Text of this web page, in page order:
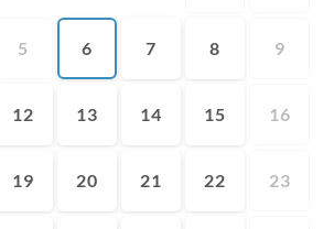
5 6 7 8 9
12 13 14 15 16
19 20 21 22 23